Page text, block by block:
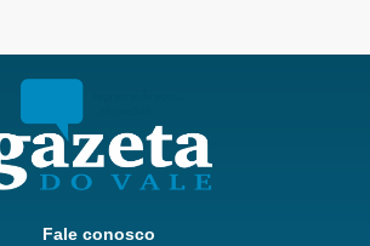
Fale conosco